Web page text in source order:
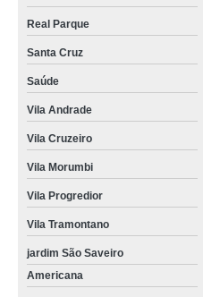
Real Parque
Santa Cruz
Saúde
Vila Andrade
Vila Cruzeiro
Vila Morumbi
Vila Progredior
Vila Tramontano
jardim São Saveiro
Americana